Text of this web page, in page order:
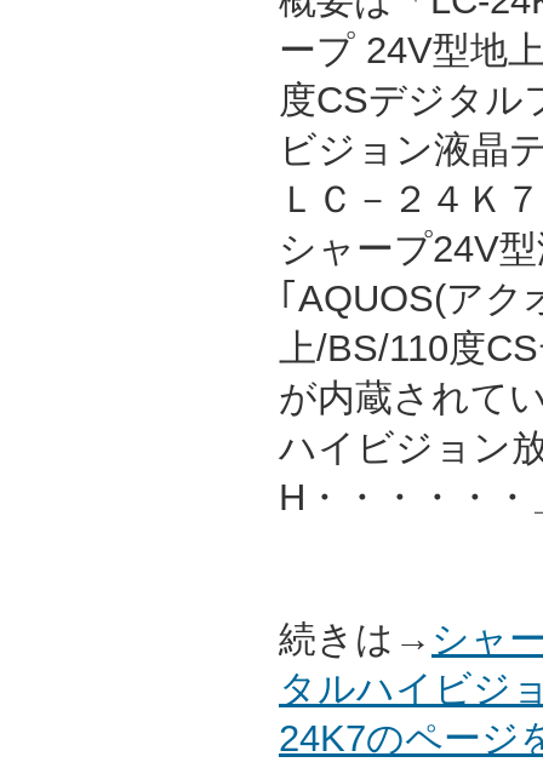
ープ 24V型地
度CSデジタル
ビジョン液晶
ＬＣ－２４Ｋ
シャープ24V
｢AQUOS(アク
上/BS/110度
が内蔵されて
ハイビジョン
H・・・・・・
続きは→ シャ
タルハイビジ
24K7のページ